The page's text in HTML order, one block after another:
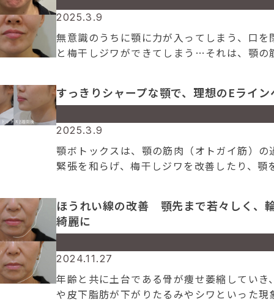
Warning
content/themes/atelier/archive.phpon
109
on null in
/home/amc/atelierclinic.jp/
content/themes/atelier/archive.phpon
109
2025.3.9
無意識のうちに顎に力が入ってしまう、口を
と梅干しジワができてしまう…それは、顎の
した表情へと導きます。症例写真では顎 […]
すっきりシャープな顎で、理想のEライン
Warning
content/themes/atelier/archive.php on
109
on null in
/home/amc/atelierclinic.jp/
content/themes/atelier/archive.phpon
109
2025.3.9
顎ボトックスは、顎の筋肉（オトガイ筋）の
緊張を和らげ、梅干しジワを改善したり、顎
患者様の骨格や表情に合わせて、丁寧に […]
ほうれい線の改善 顎先まで若々しく、
綺麗に
Warning: Undefined array key 0 in
content/themes/atelier/archive.phpon
109
2024.11.27
年齢と共に土台である骨が痩せ萎縮していき
や皮下脂肪が下がりたるみやシワといった現